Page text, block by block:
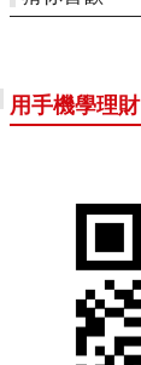
用手機學理財